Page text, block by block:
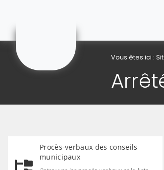
Vous êtes ici :
Procès-verbaux des conseils
municipaux